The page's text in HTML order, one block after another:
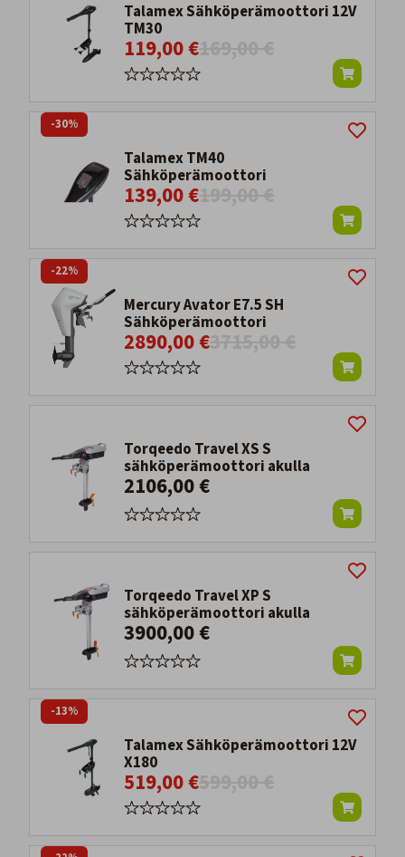
Talamex Sähköperämoottori 12V
TM30
119,00 €
Talamex TM40
Sähköperämoottori
139,00 €
-30%
Mercury Avator E7.5 SH
Sähköperämoottori
2890,00 €
-22%
Torqeedo Travel XS S
sähköperämoottori akulla
2106,00 €
Torqeedo Travel XP S
sähköperämoottori akulla
3900,00 €
Talamex Sähköperämoottori 12V
X180
519,00 €
-13%